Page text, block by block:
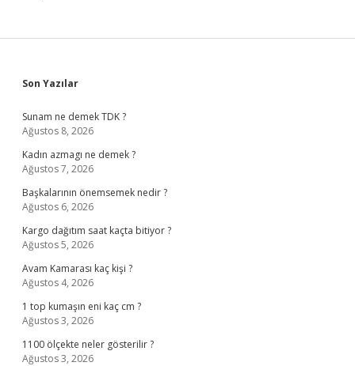
Sidebar
Son Yazılar
Sunam ne demek TDK ?
Ağustos 8, 2026
Kadın azmagı ne demek ?
Ağustos 7, 2026
Başkalarının önemsemek nedir ?
Ağustos 6, 2026
Kargo dağıtım saat kaçta bitiyor ?
Ağustos 5, 2026
Avam Kamarası kaç kişi ?
Ağustos 4, 2026
1 top kumaşın eni kaç cm ?
Ağustos 3, 2026
1100 ölçekte neler gösterilir ?
Ağustos 3, 2026